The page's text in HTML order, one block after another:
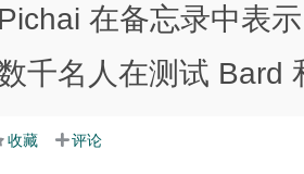
在备忘录中表
千名人在测试 Bard
收藏 评论